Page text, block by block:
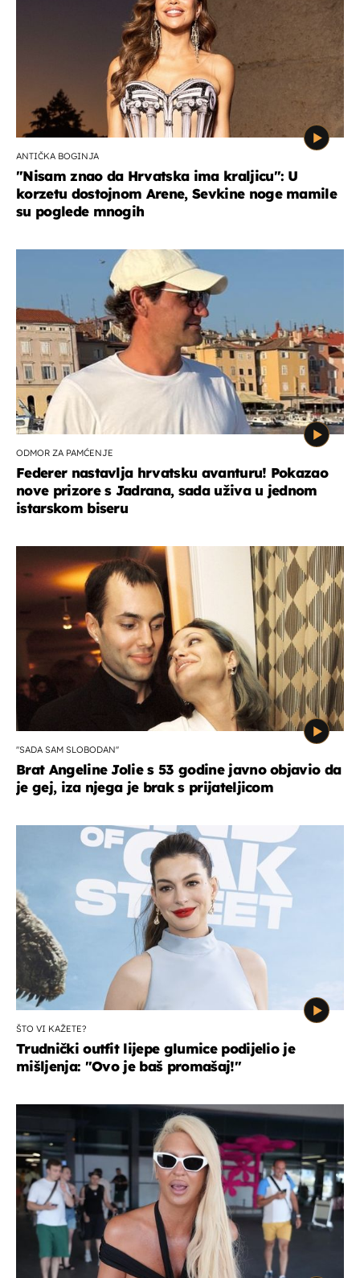
ANTIČKA BOGINJA
"Nisam znao da Hrvatska ima kraljicu": U
korzetu dostojnom Arene, Sevkine noge mamile
su poglede mnogih
ODMOR ZA PAMĆENJE
Federer nastavlja hrvatsku avanturu! Pokazao
nove prizore s Jadrana, sada uživa u jednom
istarskom biseru
''SADA SAM SLOBODAN''
Brat Angeline Jolie s 53 godine javno objavio da
je gej, iza njega je brak s prijateljicom
ŠTO VI KAŽETE?
Trudnički outfit lijepe glumice podijelio je
mišljenja: ''Ovo je baš promašaj!''